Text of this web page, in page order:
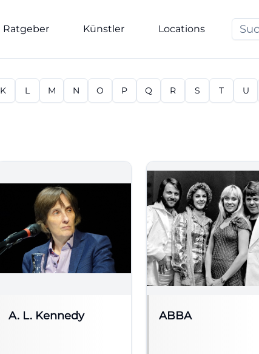
Ratgeber Künstler Locations
K L M N O P Q R S T U
A. L. Kennedy ABBA